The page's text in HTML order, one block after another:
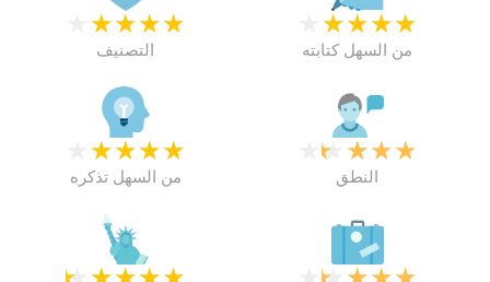
★
★
★
★
التصنيف
★
★
★
★
من السهل كتابته
★
★
★
★
من السهل تذكره
★
★
★
★
النطق